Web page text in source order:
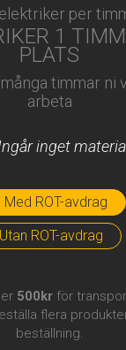
per
1
PLATS
timmar ni
arbeta
inget
Med ROT-avdrag
Utan ROT-avdrag
500krför
flera
beställning.